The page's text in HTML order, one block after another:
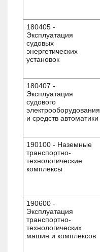
180405 -
Эксплуатация
судовых
энергетических
установок
180407 -
Эксплуатация
судового
электрооборудования
и средств автоматики
190100 - Наземные
транспортно-
технологические
комплексы
190600 -
Эксплуатация
транспортно-
технологических
машин и комплексов